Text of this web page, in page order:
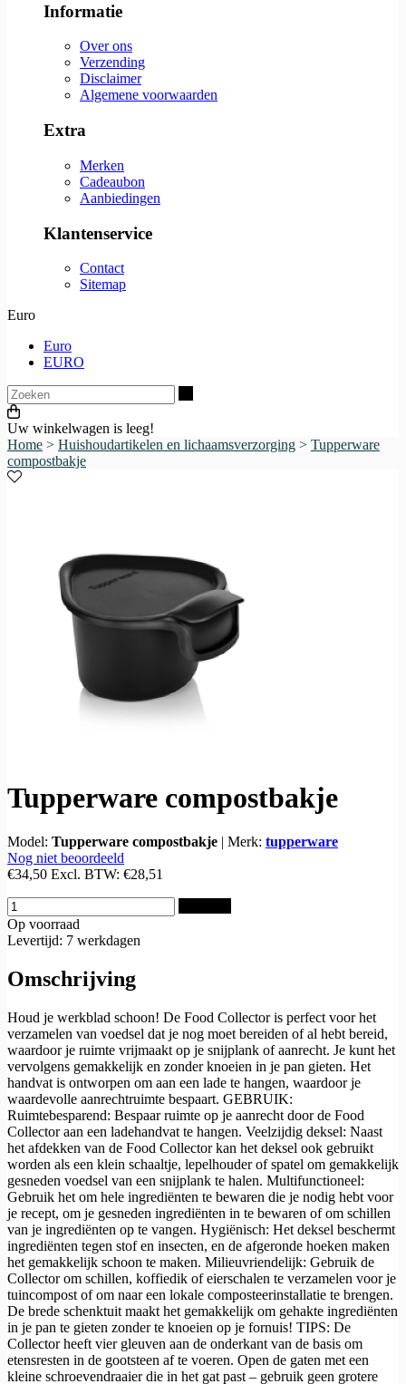
Informatie
Over ons
Verzending
Disclaimer
Algemene voorwaarden
Extra
Merken
Cadeaubon
Aanbiedingen
Klantenservice
Contact
Sitemap
Euro
Euro
EURO
Uw winkelwagen is leeg!
Home > Huishoudartikelen en lichaamsverzorging > Tupperware
compostbakje
Tupperware compostbakje
Model: Tupperware compostbakje | Merk: tupperware
Nog niet beoordeeld
€34,50 Excl. BTW: €28,51
Op voorraad
Levertijd: 7 werkdagen
Omschrijving
Houd je werkblad schoon! De Food Collector is perfect voor het
verzamelen van voedsel dat je nog moet bereiden of al hebt bereid,
waardoor je ruimte vrijmaakt op je snijplank of aanrecht. Je kunt het
vervolgens gemakkelijk en zonder knoeien in je pan gieten. Het
handvat is ontworpen om aan een lade te hangen, waardoor je
waardevolle aanrechtruimte bespaart. GEBRUIK:
Ruimtebesparend: Bespaar ruimte op je aanrecht door de Food
Collector aan een ladehandvat te hangen. Veelzijdig deksel: Naast
het afdekken van de Food Collector kan het deksel ook gebruikt
worden als een klein schaaltje, lepelhouder of spatel om gemakkelijk
gesneden voedsel van een snijplank te halen. Multifunctioneel:
Gebruik het om hele ingrediënten te bewaren die je nodig hebt voor
je recept, om je gesneden ingrediënten in te bewaren of om schillen
van je ingrediënten op te vangen. Hygiënisch: Het deksel beschermt
ingrediënten tegen stof en insecten, en de afgeronde hoeken maken
het gemakkelijk schoon te maken. Milieuvriendelijk: Gebruik de
Collector om schillen, koffiedik of eierschalen te verzamelen voor je
tuincompost of om naar een lokale composteerinstallatie te brengen.
De brede schenktuit maakt het gemakkelijk om gehakte ingrediënten
in je pan te gieten zonder te knoeien op je fornuis! TIPS: De
Collector heeft vier gleuven aan de onderkant van de basis om
etensresten in de gootsteen af ​​te voeren. Open de gaten met een
kleine schroevendraaier die in het gat past – gebruik geen grotere